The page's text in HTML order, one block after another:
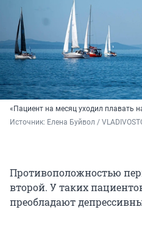
«Пациент на месяц уходил плавать
Источник: Елена Буйвол /
Противоположностью
второй. У таких
преобладают